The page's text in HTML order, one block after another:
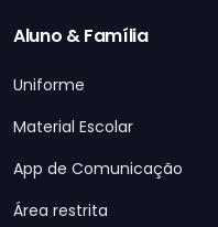
Aluno & Família
Uniforme
Material Escolar
App de Comunicação
Área restrita